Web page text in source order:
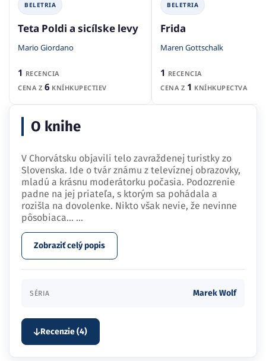
BELETRIA
Teta Poldi a sicílske levy
Mario Giordano
1 RECENCIA
CENA Z 6 KNÍHKUPECTIEV
BELETRIA
Frida
Maren Gottschalk
1 RECENCIA
CENA Z 1 KNÍHKUPECTVA
O knihe
V Chorvátsku objavili telo zavraždenej turistky zo
Slovenska. Ide o tvár známu z televíznej obrazovky,
mladú a krásnu moderátorku počasia. Podozrenie
padne na jej priateľa, s ktorým sa pohádala a
rozišla na dovolenke. Nikto však nevie, že nevinne
pôsobiaca… ...
Zobraziť celý popis
SÉRIA Marek Wolf
Recenzie (4)